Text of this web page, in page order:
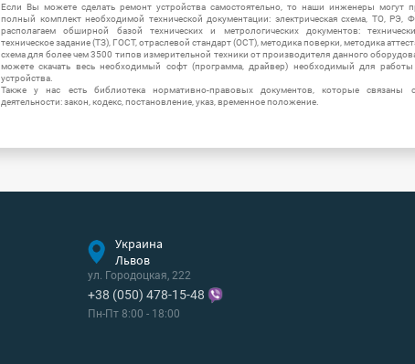
Если Вы можете сделать ремонт устройства самостоятельно, то наши инженеры могут
полный комплект необходимой технической документации: электрическая схема, ТО,
располагаем обширной базой технических и метрологических документов:
техническое задание (ТЗ), ГОСТ, отраслевой стандарт (ОСТ), методика поверки, методика
схема для более чем 3500 типов измерительной техники от производителя данного
можете скачать весь необходимый софт (программа, драйвер) необходимый для работы
устройства.
Также у нас есть библиотека нормативно-правовых документов, которые связаны
деятельности: закон, кодекс, постановление, указ, временное положение.
Украина
Львов
ул. Городоцкая, 222
+38 (050) 478-15-48
Пн-Пт 8:00 - 18:00